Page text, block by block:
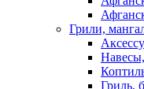
Грили,
Гриль,